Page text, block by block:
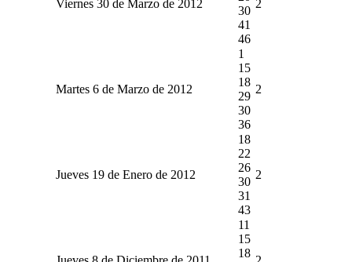
Viernes 30 de Marzo de 2012
30
41
46
2
Martes 6 de Marzo de 2012
1
15
18
29
30
36
2
Jueves 19 de Enero de 2012
18
22
26
30
31
43
2
11
15
18